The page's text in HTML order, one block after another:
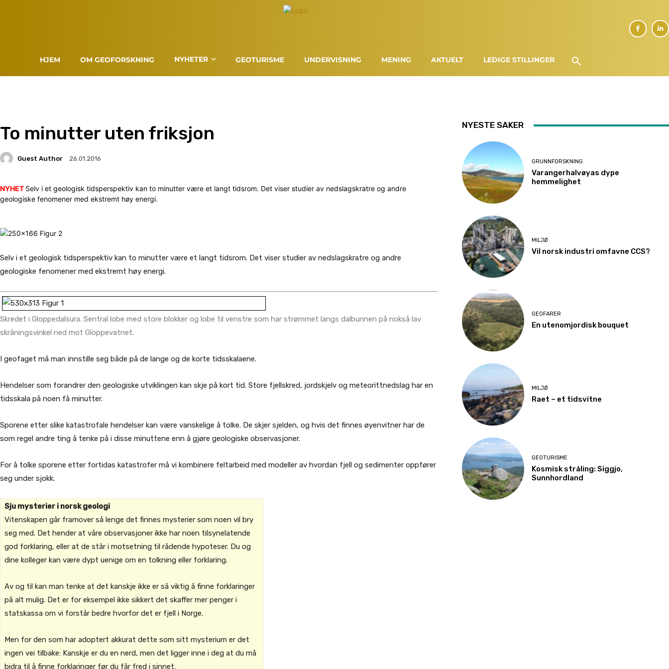
HJEM OM GEOFORSKNING NYHETER GEOTURISME UNDERVISNING MENING AKTUELT LEDIGE STILLINGER
To minutter uten friksjon
Guest Author 26.01.2016
NYHET Selv i et geologisk tidsperspektiv kan to minutter være et langt tidsrom. Det viser studier av nedslagskratre og andre
geologiske fenomener med ekstremt høy energi.
Selv i et geologisk tidsperspektiv kan to minutter være et langt tidsrom. Det viser studier av nedslagskratre og andre
geologiske fenomener med ekstremt høy energi.
Skredet i Gloppedalsura. Sentral lobe med store blokker og lobe til venstre som har strømmet langs dalbunnen på nokså lav
skråningsvinkel ned mot Gloppevatnet.
I geofaget må man innstille seg både på de lange og de korte tidsskalaene.
Hendelser som forandrer den geologiske utviklingen kan skje på kort tid. Store fjellskred, jordskjelv og meteorittnedslag har en
tidsskala på noen få minutter.
Sporene etter slike katastrofale hendelser kan være vanskelige å tolke. De skjer sjelden, og hvis det finnes øyenvitner har de
som regel andre ting å tenke på i disse minuttene enn å gjøre geologiske observasjoner.
For å tolke sporene etter fortidas katastrofer må vi kombinere feltarbeid med modeller av hvordan fjell og sedimenter oppfører
seg under sjokk.
Sju mysterier i norsk geologi
Vitenskapen går framover så lenge det finnes mysterier som noen vil bry
seg med. Det hender at våre observasjoner ikke har noen tilsynelatende
god forklaring, eller at de står i motsetning til rådende hypoteser. Du og
dine kolleger kan være dypt uenige om en tolkning eller forklaring.
Av og til kan man tenke at det kanskje ikke er så viktig å finne forklaringer
på alt mulig. Det er for eksempel ikke sikkert det skaffer mer penger i
statskassa om vi forstår bedre hvorfor det er fjell i Norge.
Men for den som har adoptert akkurat dette som sitt mysterium er det
ingen vei tilbake: Kanskje er du en nerd, men det ligger inne i deg at du må
bidra til å finne forklaringer før du får fred i sinnet.
NYESTE SAKER
GRUNNFORSKNING
Varangerhalvøyas dype
hemmelighet
MILJØ
Vil norsk industri omfavne CCS?
GEOFARER
En utenomjordisk bouquet
MILJØ
Raet – et tidsvitne
GEOTURISME
Kosmisk stråling: Siggjo,
Sunnhordland